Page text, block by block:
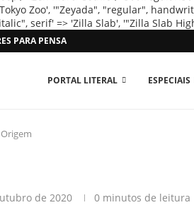
PARA PENSAR O MUNDO...
PORTAL LITERAL ESPECIAIS
de 2020 0 minutos de leitura